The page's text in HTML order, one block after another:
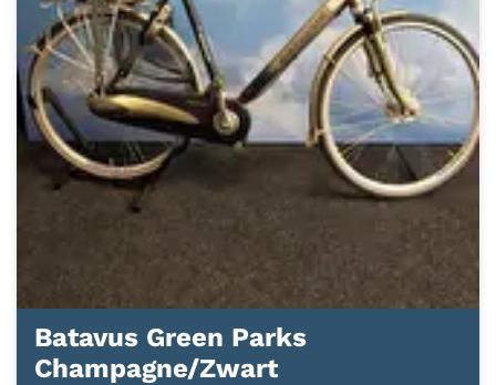
Batavus Green Parks
Champagne/Zwart